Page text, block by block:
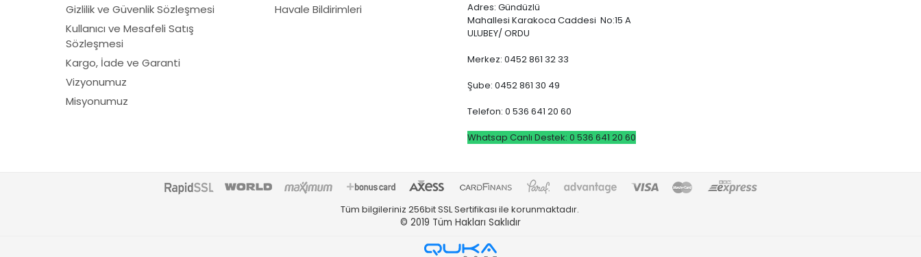
Fırat
Fırtına
Fıskars
Gediklioğlu
Himax
Gizlilik ve Güvenlik Sözleşmesi
Kullanıcı ve Mesafeli Satış
Sözleşmesi
Kargo, İade ve Garanti
Vizyonumuz
Misyonumuz
Havale Bildirimleri
Adres: Gündüzlü
Mahallesi Karakoca Caddesi No:15 A
ULUBEY/ ORDU
Merkez: 0452 861 32 33
Şube: 0452 861 30 49
Telefon: 0 536 641 20 60
Whatsap Canlı Destek: 0 536 641 20 60
Tüm bilgileriniz 256bit SSL Sertifikası ile korunmaktadır.
© 2019 Tüm Hakları Saklıdır